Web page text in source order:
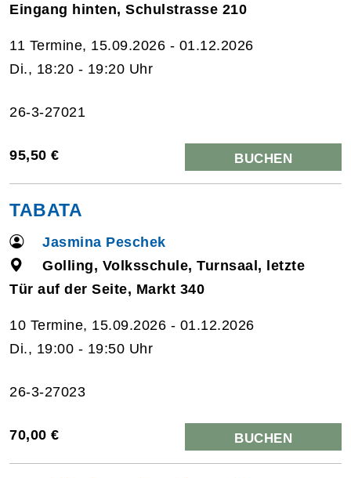
Eingang hinten, Schulstrasse 210
11 Termine, 15.09.2026 - 01.12.2026
Di., 18:20 - 19:20 Uhr
26-3-27021
95,50 € BUCHEN
TABATA
Jasmina Peschek
Golling, Volksschule, Turnsaal, letzte
Tür auf der Seite, Markt 340
10 Termine, 15.09.2026 - 01.12.2026
Di., 19:00 - 19:50 Uhr
26-3-27023
70,00 € BUCHEN